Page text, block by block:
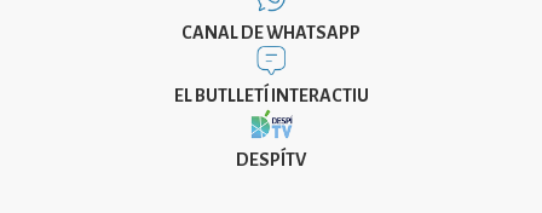
CANAL DE WHATSAPP
EL BUTLLETÍ INTERACTIU
DESPÍTV